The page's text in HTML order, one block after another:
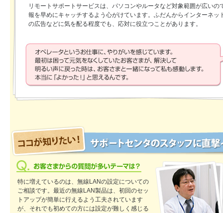
リモートサポートサービスは、パソコンやルータなど対象範囲が広いの
報を早めにキャッチするよう心がけています。ふだんからインターネッ
の広告などに気を配る程度でも、応対に役立つことがあります。
特に増えているのは、無線LANの設定についての
ご相談です。最近の無線LAN製品は、初回のセッ
トアップが簡単に行えるよう工夫されています
が、それでも初めての方には設定が難しく感じる